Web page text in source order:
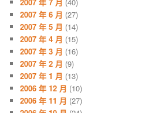
2007 年 6 月 (27)
2007 年 5 月 (14)
2007 年 4 月 (15)
2007 年 3 月 (16)
2007 年 2 月 (9)
2007 年 1 月 (13)
2006 年 12 月 (10)
2006 年 11 月 (27)